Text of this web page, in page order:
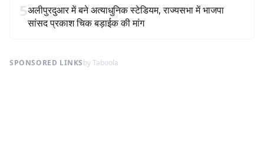
5अलीपुरदुआर में बने अत्याधुनिक स्टेडियम, राज्यसभा में भाजपा
सांसद प्रकाश चिक बड़ाईक की मांग
SPONSORED LINKSby Taboola